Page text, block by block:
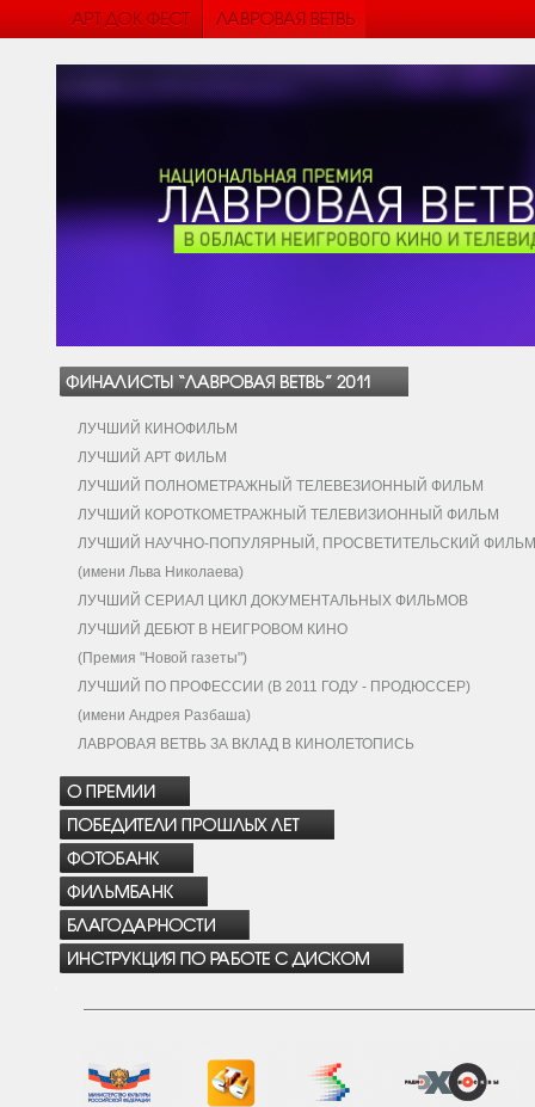
ЛУЧШИЙ КИНОФИЛЬМ
ЛУЧШИЙ АРТ ФИЛЬМ
ЛУЧШИЙ ПОЛНОМЕТРАЖНЫЙ ТЕЛЕВЕЗИОННЫЙ ФИЛЬМ
ЛУЧШИЙ КОРОТКОМЕТРАЖНЫЙ ТЕЛЕВИЗИОННЫЙ ФИЛЬМ
ЛУЧШИЙ НАУЧНО-ПОПУЛЯРНЫЙ, ПРОСВЕТИТЕЛЬСКИЙ ФИЛЬМ
(имени Льва Николаева)
ЛУЧШИЙ СЕРИАЛ ЦИКЛ ДОКУМЕНТАЛЬНЫХ ФИЛЬМОВ
ЛУЧШИЙ ДЕБЮТ В НЕИГРОВОМ КИНО
(Премия "Новой газеты")
ЛУЧШИЙ ПО ПРОФЕССИИ (В 2011 ГОДУ - ПРОДЮССЕР)
(имени Андрея Разбаша)
ЛАВРОВАЯ ВЕТВЬ ЗА ВКЛАД В КИНОЛЕТОПИСЬ